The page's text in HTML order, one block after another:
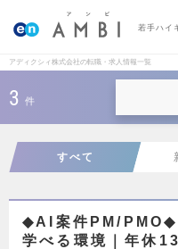
若手ハイ
アディクシィ株式会社の転職・求人情報一覧
3 件
すべて
◆AI案件PM/PMO◆
学べる環境｜年休